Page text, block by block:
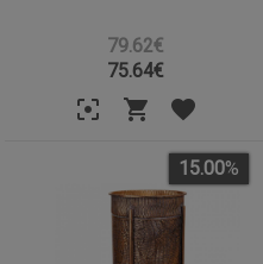
79.62€
75.64€
15.00%